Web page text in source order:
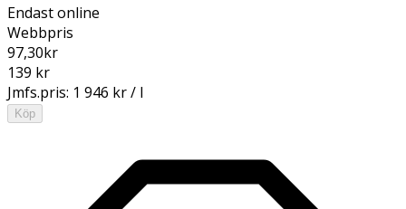
Endast online
Webbpris
97,30kr
139 kr
Jmfs.pris: 1 946 kr / l
Köp